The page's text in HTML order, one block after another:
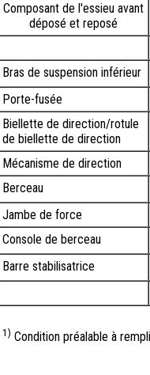
Composant de l'essieu avant
déposé et reposé
Bras de suspension inférieur
Porte-fusée
Biellette de direction/rotule
de biellette de direction
Mécanisme de direction
Berceau
Jambe de force
Console de berceau
Barre stabilisatrice
1) Condition préalable à